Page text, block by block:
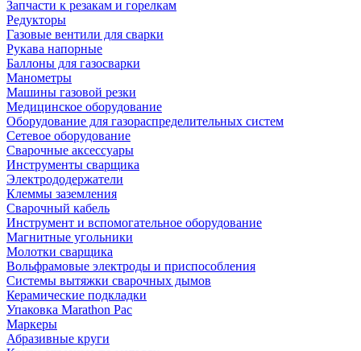
Запчасти к резакам и горелкам
Редукторы
Газовые вентили для сварки
Рукава напорные
Баллоны для газосварки
Манометры
Машины газовой резки
Медицинское оборудование
Оборудование для газораспределительных систем
Сетевое оборудование
Сварочные аксессуары
Инструменты сварщика
Электрододержатели
Клеммы заземления
Сварочный кабель
Инструмент и вспомогательное оборудование
Магнитные угольники
Молотки сварщика
Вольфрамовые электроды и приспособления
Системы вытяжки сварочных дымов
Керамические подкладки
Упаковка Marathon Pac
Маркеры
Абразивные круги